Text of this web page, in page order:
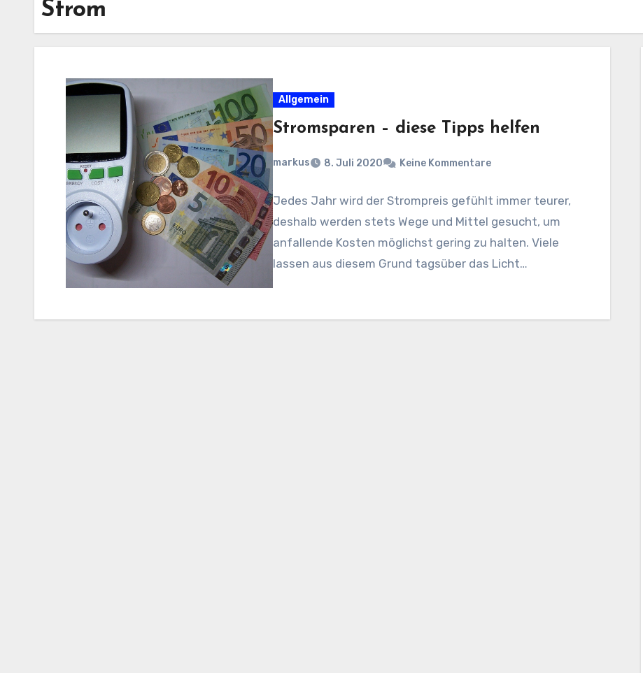
Strom
Allgemein
Stromsparen – diese Tipps helfen
markus 8. Juli 2020 Keine Kommentare
Jedes Jahr wird der Strompreis gefühlt immer teurer,
deshalb werden stets Wege und Mittel gesucht, um
anfallende Kosten möglichst gering zu halten. Viele
lassen aus diesem Grund tagsüber das Licht…